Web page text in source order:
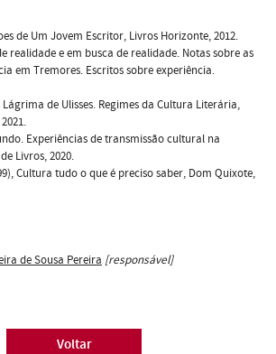
de Um Jovem Escritor, Livros Horizonte, 2012.
realidade e em busca de realidade. Notas sobre as
em Tremores. Escritos sobre experiência.
de Ulisses. Regimes da Cultura Literária,
Experiências de transmissão cultural na
Livros, 2020.
Cultura tudo o que é preciso saber, Dom Quixote,
de Sousa Pereira [responsável]
Voltar